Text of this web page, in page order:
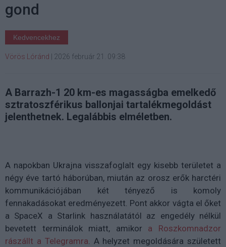
gond
Kedvencekhez
Vörös Lóránd 2026 február 21. 09:38
A Barrazh-1 20 km-es magasságba emelkedő
sztratoszférikus ballonjai tartalékmegoldást
jelenthetnek. Legalábbis elméletben.
A napokban Ukrajna visszafoglalt egy kisebb területet a
négy éve tartó háborúban, miután az orosz erők harctéri
kommunikációjában két tényező is komoly
fennakadásokat eredményezett. Pont akkor vágta el őket
a SpaceX a Starlink használatától az engedély nélkül
bevetett terminálok miatt, amikor a Roszkomnadzor
rászállt a Telegramra. A helyzet megoldására született